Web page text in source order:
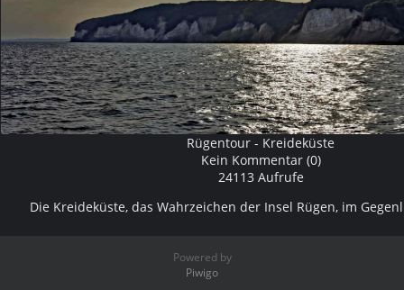
Rügentour - Kreideküste
Kein Kommentar (0)
24113 Aufrufe
Die Kreideküste, das Wahrzeichen der Insel Rügen, im
Powered by
Piwigo